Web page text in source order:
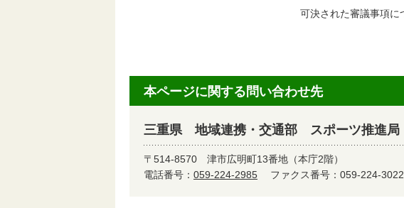
可決された審議事項に
本ページに関する問い合わせ先
三重県 地域連携・交通部 スポーツ推進
〒514-8570 津市広明町13番地（本庁2階）
電話番号： 059-224-2985 ファクス番号：059-224-